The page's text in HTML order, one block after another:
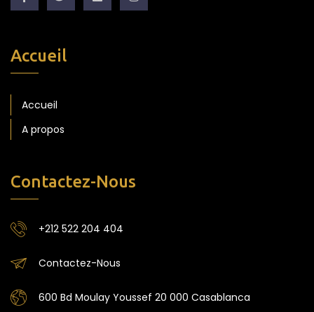
Accueil
Accueil
A propos
Contactez-Nous
+212 522 204 404
Contactez-Nous
600 Bd Moulay Youssef 20 000 Casablanca